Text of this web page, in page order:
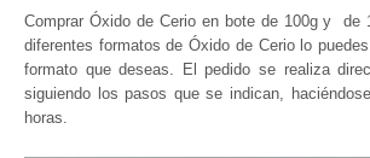
Comprar Óxido de Cerio en bote de 100g y de
diferentes formatos de Óxido de Cerio lo
formato que deseas. El pedido se realiza
siguiendo los pasos que se indican,
horas.